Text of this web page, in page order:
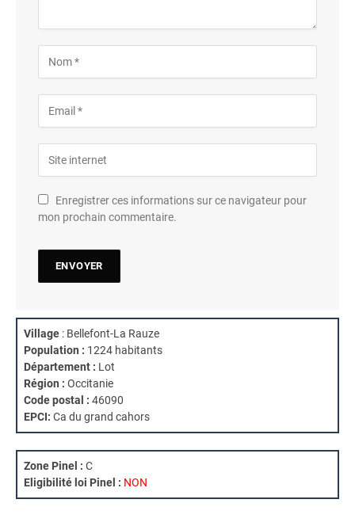
Enregistrer ces informations sur ce navigateur pour
mon prochain commentaire.
Village : Bellefont-La Rauze
Population : 1224 habitants
Département : Lot
Région : Occitanie
Code postal : 46090
EPCI: Ca du grand cahors
Zone Pinel : C
Eligibilité loi Pinel : NON